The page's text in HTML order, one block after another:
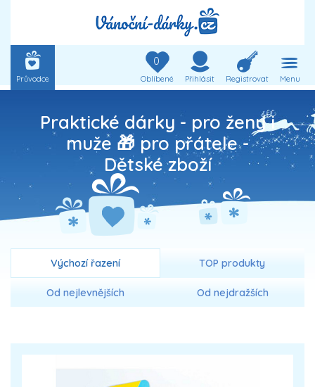
Průvodce
0
Oblíbené Přihlásit Registrovat Menu
Praktické dárky - pro ženy i
muže 🎁 pro přátele -
Dětské zboží
Výchozí řazení TOP produkty
Od nejlevnějších Od nejdražších